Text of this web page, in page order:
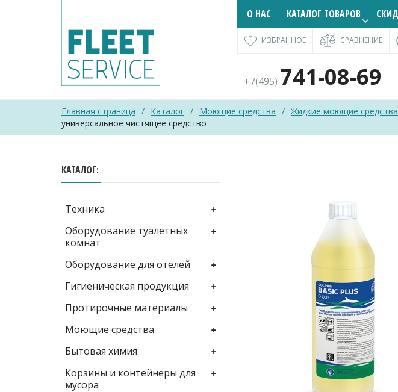
О НАС КАТАЛОГ ТОВАРОВ
ИЗБРАННОЕ СРАВНЕНИЕ
+7(495) 741-08-69
Главная страница / Каталог / Моющие средства / Жидкие моющие средства
универсальное чистящее средство
КАТАЛОГ
Техника
Оборудование туалетных
комнат
Оборудование для отелей
Гигиеническая продукция
Протирочные материалы
Моющие средства
Бытовая химия
Корзины и контейнеры для
мусора